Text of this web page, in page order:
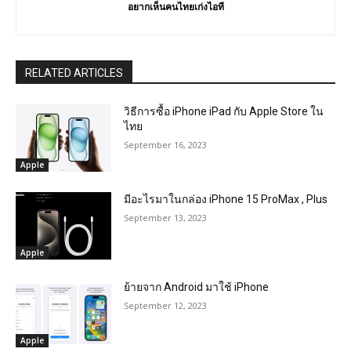
อยากเห็นคนไทยเก่งไอที
RELATED ARTICLES
Apple
วิธีการซื้อ iPhone iPad กับ Apple Store ใน
ไทย
September 16, 2023
Apple
มีอะไรมาในกล่อง iPhone 15 ProMax , Plus
September 13, 2023
Apple
ย้ายจาก Android มาใช้ iPhone
September 12, 2023